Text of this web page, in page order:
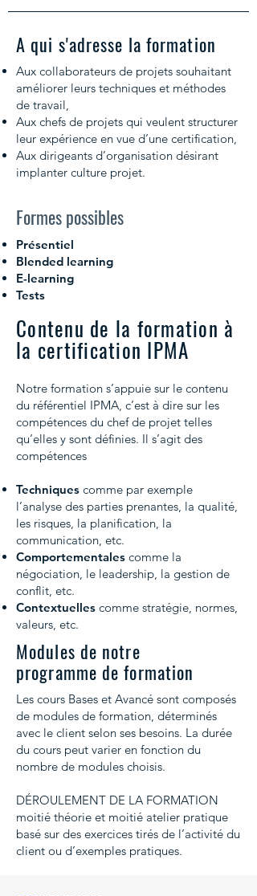
A qui s'adresse la formation
Aux collaborateurs de projets souhaitant
améliorer leurs techniques et méthodes
de travail,
Aux chefs de projets qui veulent structurer
leur expérience en vue d’une certification,
Aux dirigeants d’organisation désirant
implanter culture projet.
Formes possibles
Présentiel
Blended learning
E-learning
Tests
Contenu de la formation à
la certification IPMA
Notre formation s’appuie sur le contenu
du référentiel IPMA, c’est à dire sur les
compétences du chef de projet telles
qu’elles y sont définies. Il s’agit des
compétences
Techniques comme par exemple
l’analyse des parties prenantes, la qualité,
les risques, la planification, la
communication, etc.
Comportementales comme la
négociation, le leadership, la gestion de
conflit, etc.
Contextuelles comme stratégie, normes,
valeurs, etc.
Modules de notre
programme de formation
Les cours Bases et Avancé sont composés
de modules de formation, déterminés
avec le client selon ses besoins. La durée
du cours peut varier en fonction du
nombre de modules choisis.
DÉROULEMENT DE LA FORMATION
moitié théorie et moitié atelier pratique
basé sur des exercices tirés de l’activité du
client ou d’exemples pratiques.